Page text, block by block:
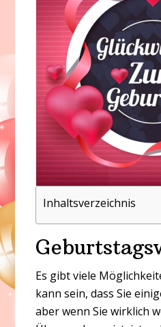
Inhaltsverzeichnis
Es gibt viele
kann sein, dass Sie
aber wenn Sie wirklich